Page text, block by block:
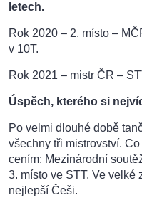
letech.
Rok 2020 – 2. místo –
v 10T.
Rok 2021 – mistr ČR –
Úspěch, kterého si
Po velmi dlouhé době
všechny tři mistrovství.
cením: Mezinárodní
3. místo ve STT. Ve
nejlepší Češi.